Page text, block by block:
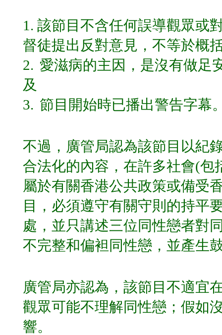
1. 該節目不含任何誤導觀眾或
督徒提出反對意見，不等於概
2. 愛滋病的主因，是沒有做足
及
3. 節目開始時已播出警告字幕
不過，廣管局認為該節目以紀
合法化的內容，在許多社會(
屬於有關香港公共政策或備受
目，必須遵守有關守則的持平
處，並只講述三位同性戀者對
不完整和偏袒同性戀，並產生
廣管局亦認為，該節目不適宜
觀眾可能不理解同性戀；假如
響。